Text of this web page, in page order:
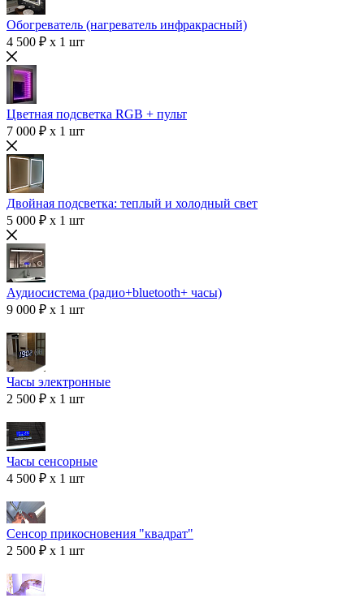
Обогреватель (нагреватель инфракрасный)
4 500 ₽ x 1 шт
Цветная подсветка RGB + пульт
7 000 ₽ x 1 шт
Двойная подсветка: теплый и холодный свет
5 000 ₽ x 1 шт
Аудиосистема (радио+bluetooth+ часы)
9 000 ₽ x 1 шт
Часы электронные
2 500 ₽ x 1 шт
Часы сенсорные
4 500 ₽ x 1 шт
Сенсор прикосновения "квадрат"
2 500 ₽ x 1 шт